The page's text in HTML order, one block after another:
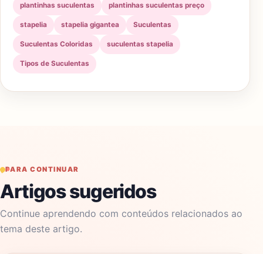
plantinhas suculentas plantinhas suculentas preço
stapelia stapelia gigantea Suculentas
Suculentas Coloridas suculentas stapelia
Tipos de Suculentas
PARA CONTINUAR
Artigos sugeridos
Continue aprendendo com conteúdos relacionados ao
tema deste artigo.